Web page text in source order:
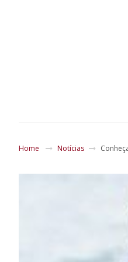
Home Notícias